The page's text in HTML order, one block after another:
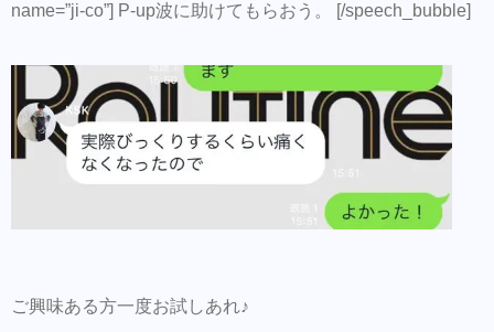
name=”ji-co”] P-up波に助けてもらおう。 [/speech_bubble]
ご興味ある方一度お試しあれ♪